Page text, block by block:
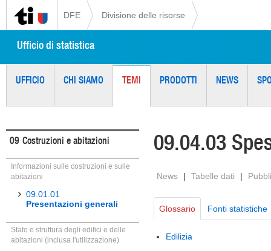
DFE Divisione delle risorse
Ufficio di statistica
UFFICIO CHI SIAMO TEMI PRODOTTI NEWS
09 Costruzioni e abitazioni
Informazioni sulle costruzioni e sulle
abitazioni
09.01.01
Presentazioni generali
Stato e struttura degli edifici e delle
abitazioni (inclusa l'utilizzazione)
09.04.03
News | Tabelle dati |
Glossario Fonti statistiche
Edilizia